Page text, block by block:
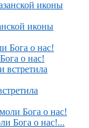
иконы
о нас!
Бога о нас!...